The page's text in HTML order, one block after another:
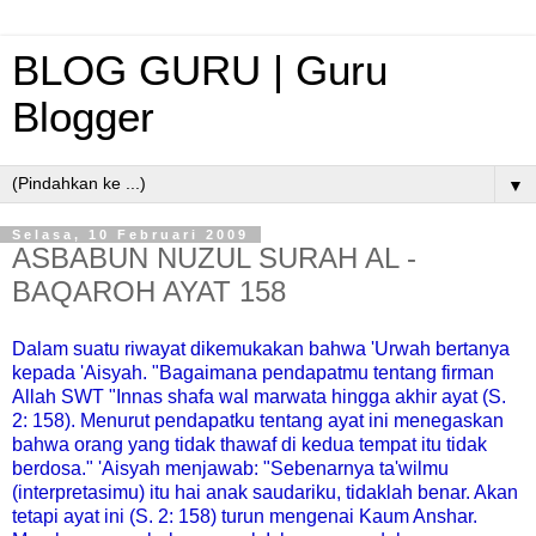
BLOG GURU | Guru
Blogger
▼
Selasa, 10 Februari 2009
ASBABUN NUZUL SURAH AL -
BAQAROH AYAT 158
Dalam suatu riwayat dikemukakan bahwa 'Urwah bertanya
kepada 'Aisyah. "Bagaimana pendapatmu tentang firman
Allah SWT "Innas shafa wal marwata hingga akhir ayat (S.
2: 158). Menurut pendapatku tentang ayat ini menegaskan
bahwa orang yang tidak thawaf di kedua tempat itu tidak
berdosa." 'Aisyah menjawab: "Sebenarnya ta'wilmu
(interpretasimu) itu hai anak saudariku, tidaklah benar. Akan
tetapi ayat ini (S. 2: 158) turun mengenai Kaum Anshar.